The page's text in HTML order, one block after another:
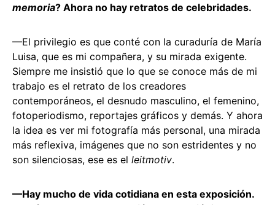
memoria? Ahora no hay retratos de celebridades.
—El privilegio es que conté con la curaduría de María
Luisa, que es mi compañera, y su mirada exigente.
Siempre me insistió que lo que se conoce más de mi
trabajo es el retrato de los creadores
contemporáneos, el desnudo masculino, el femenino,
fotoperiodismo, reportajes gráficos y demás. Y ahora
la idea es ver mi fotografía más personal, una mirada
más reflexiva, imágenes que no son estridentes y no
son silenciosas, ese es el leitmotiv.
—Hay mucho de vida cotidiana en esta exposición.